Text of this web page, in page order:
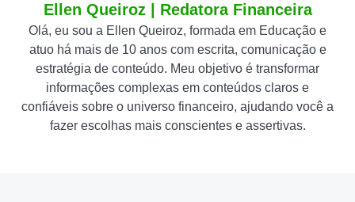
Ellen Queiroz | Redatora Financeira
Olá, eu sou a Ellen Queiroz, formada em Educação e
atuo há mais de 10 anos com escrita, comunicação e
estratégia de conteúdo. Meu objetivo é transformar
informações complexas em conteúdos claros e
confiáveis sobre o universo financeiro, ajudando você a
fazer escolhas mais conscientes e assertivas.